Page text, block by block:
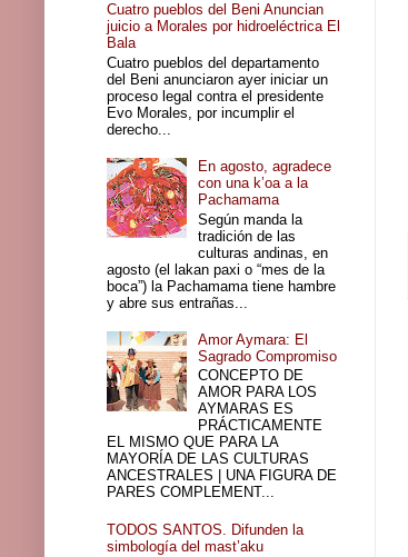
Cuatro pueblos del Beni Anuncian
juicio a Morales por hidroeléctrica El
Bala
Cuatro pueblos del departamento
del Beni anunciaron ayer iniciar un
proceso legal contra el presidente
Evo Morales, por incumplir el
derecho...
En agosto, agradece
con una k’oa a la
Pachamama
Según manda la
tradición de las
culturas andinas, en
agosto (el lakan paxi o “mes de la
boca”) la Pachamama tiene hambre
y abre sus entrañas...
Amor Aymara: El
Sagrado Compromiso
CONCEPTO DE
AMOR PARA LOS
AYMARAS ES
PRÁCTICAMENTE
EL MISMO QUE PARA LA
MAYORÍA DE LAS CULTURAS
ANCESTRALES | UNA FIGURA DE
PARES COMPLEMENT...
TODOS SANTOS. Difunden la
simbología del mast’aku